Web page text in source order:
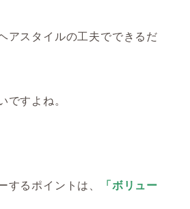
アスタイルの工夫でできるだ
ですよね。
るポイントは、
「ボリュー